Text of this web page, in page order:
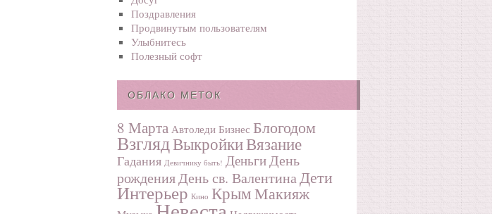
Поздравления
Продвинутым пользователям
Улыбнитесь
Полезный софт
ОБЛАКО МЕТОК
8 Марта Автоледи Бизнес Блогодом
ВзглядВыкройкиВязание
Гадания Девичнику быть! ДеньгиДень
рожденияДень св. ВалентинаДети
Интерьер Кино КрымМакияж